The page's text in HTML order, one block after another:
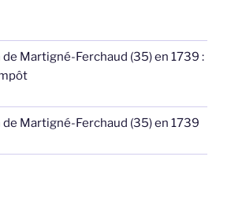
Martigné-Ferchaud (35) en 1739 :
Martigné-Ferchaud (35) en 1739